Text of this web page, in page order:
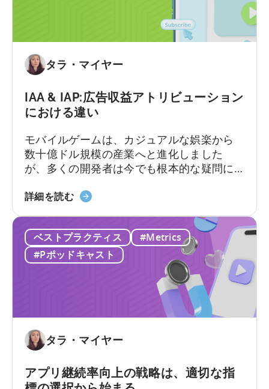
料
の
ー
ル
ィ
に
つ
い
て：
今
す
AI
ク
フ
ロ
す
き
10
タラ・マイヤー
IAA & IAP:広告収益アトリビューション
における違い
モバイルゲームは、カジュアルな娯楽から
数十億ドル規模の産業へと進化しました
が、多くの開発者は今でも根本的な疑問に
はどのように収益を上げるのか?」という問
デル、すなわちアプリ内広告とアプリ内課
金、つまりIAAとIAPを理解し、それらを効
果的に活用できるかどうかにかかっていま
詳細を読むIAA
に
つ
い
入
ト
リ
ベストプラクティス
#Metrics
#Pポッドキャスト
タラ・マイヤー
アプリ継続率向上の戦略は、適切な指